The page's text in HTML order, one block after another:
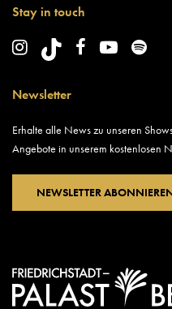
Stay in touch
Newsletter
Erhalte alle News zu unseren
Angebote in unserem kostenlosen
NEWSLETTER